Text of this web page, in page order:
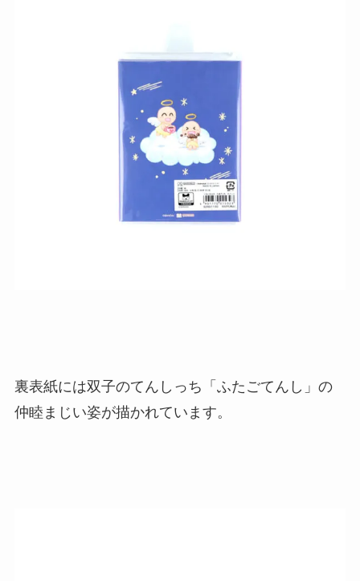
裏表紙には双子のてんしっち「ふたごてんし」の
仲睦まじい姿が描かれています。